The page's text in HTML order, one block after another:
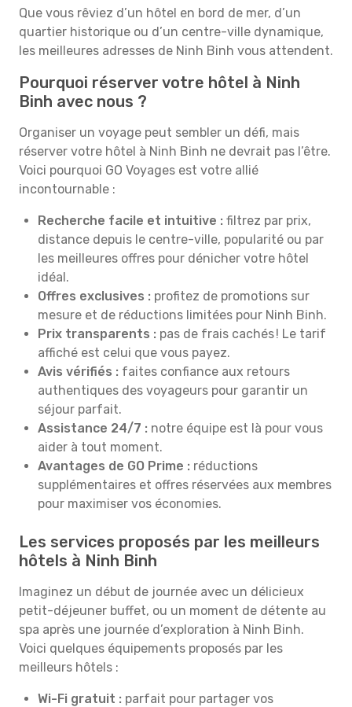
Que vous rêviez d’un hôtel en bord de mer, d’un
quartier historique ou d’un centre-ville dynamique,
les meilleures adresses de Ninh Binh vous attendent.
Pourquoi réserver votre hôtel à Ninh
Binh avec nous ?
Organiser un voyage peut sembler un défi, mais
réserver votre hôtel à Ninh Binh ne devrait pas l’être.
Voici pourquoi GO Voyages est votre allié
incontournable :
Recherche facile et intuitive : filtrez par prix,
distance depuis le centre-ville, popularité ou par
les meilleures offres pour dénicher votre hôtel
idéal.
Offres exclusives : profitez de promotions sur
mesure et de réductions limitées pour Ninh Binh.
Prix transparents : pas de frais cachés ! Le tarif
affiché est celui que vous payez.
Avis vérifiés : faites confiance aux retours
authentiques des voyageurs pour garantir un
séjour parfait.
Assistance 24/7 : notre équipe est là pour vous
aider à tout moment.
Avantages de GO Prime : réductions
supplémentaires et offres réservées aux membres
pour maximiser vos économies.
Les services proposés par les meilleurs
hôtels à Ninh Binh
Imaginez un début de journée avec un délicieux
petit-déjeuner buffet, ou un moment de détente au
spa après une journée d’exploration à Ninh Binh.
Voici quelques équipements proposés par les
meilleurs hôtels :
Wi-Fi gratuit : parfait pour partager vos